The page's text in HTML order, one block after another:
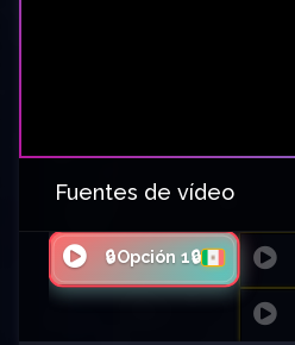
Fuentes de vídeo
🔒Opción 1🔒